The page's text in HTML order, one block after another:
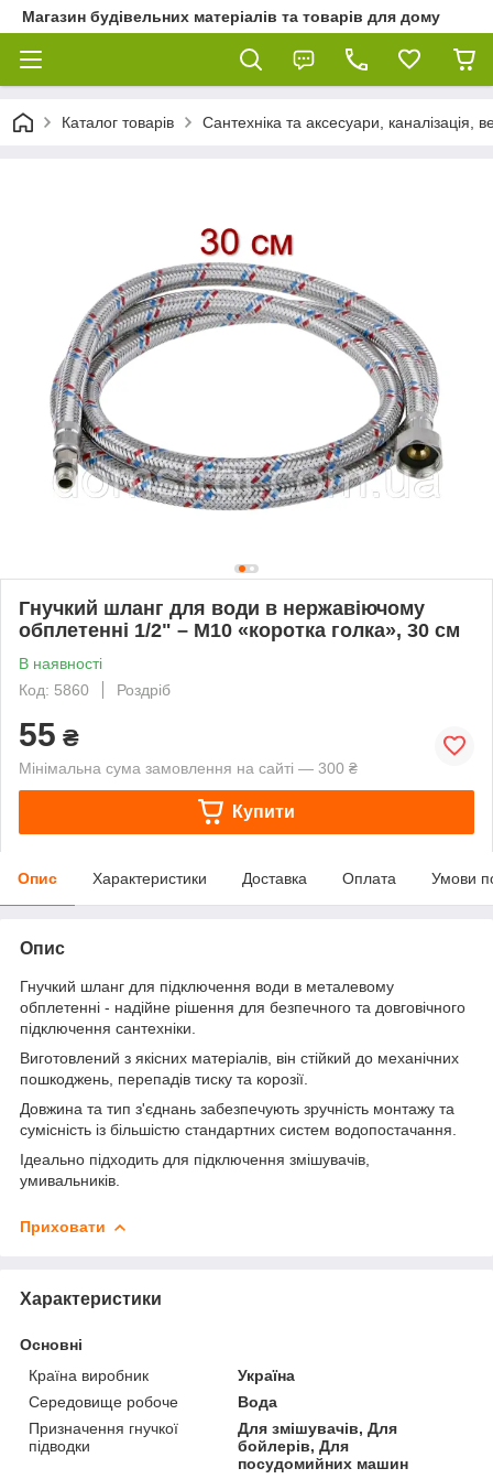
Магазин будівельних матеріалів та товарів для дому
Каталог товарів Сантехніка та аксесуари, каналізація,
Гнучкий шланг для води в нержавіючому
обплетенні 1/2" – M10 «коротка голка», 30 см
В наявності
Код: 5860
Роздріб
55 ₴
Мінімальна сума замовлення на сайті — 300 ₴
Купити
Опис Характеристики Доставка Оплата Умови
Опис
Гнучкий шланг для підключення води в металевому
обплетенні - надійне рішення для безпечного та довговічного
підключення сантехніки.
Виготовлений з якісних матеріалів, він стійкий до механічних
пошкоджень, перепадів тиску та корозії.
Довжина та тип з'єднань забезпечують зручність монтажу та
сумісність із більшістю стандартних систем водопостачання.
Ідеально підходить для підключення змішувачів,
умивальників.
Приховати
Характеристики
Основні
Країна виробник
Україна
Середовище робоче
Вода
Призначення гнучкої
підводки
Для змішувачів, Для
бойлерів, Для
посудомийних машин